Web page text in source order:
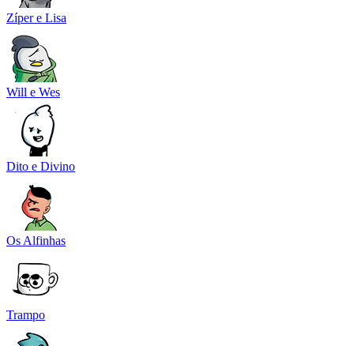
Zíper e Lisa
Will e Wes
Dito e Divino
Os Alfinhas
Trampo